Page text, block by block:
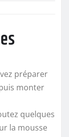
préparer
monter
quelques
la mousse